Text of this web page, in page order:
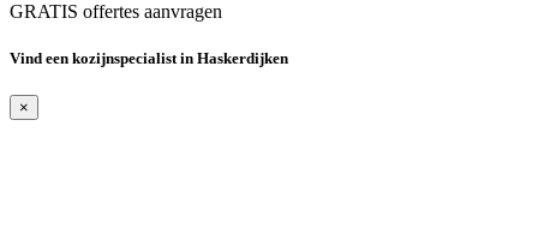
GRATIS offertes aanvragen
Vind een kozijnspecialist in Haskerdijken
×